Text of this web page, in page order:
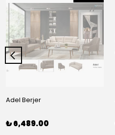
Adel Berjer
₺ 6,489.00